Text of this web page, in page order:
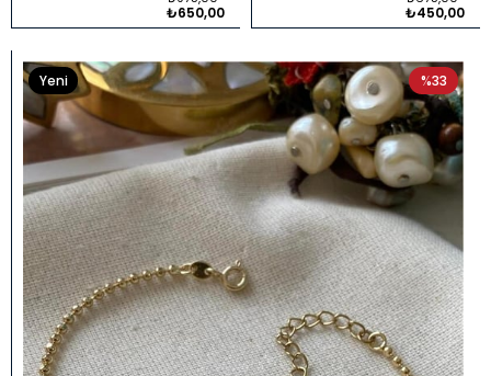
₺650,00 ₺450,00
%33
Yeni
Ürün